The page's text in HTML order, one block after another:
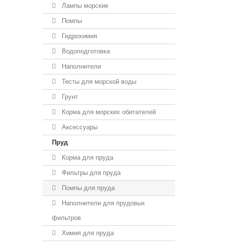
Лампы морские
Помпы
Гидрохимия
Водоподготовка
Наполнители
Тесты для морской воды
Грунт
Корма для морских обитателей
Аксессуары
Пруд
Корма для пруда
Фильтры для пруда
Помпы для пруда
Наполнители для прудовых
фильтров
Химия для пруда